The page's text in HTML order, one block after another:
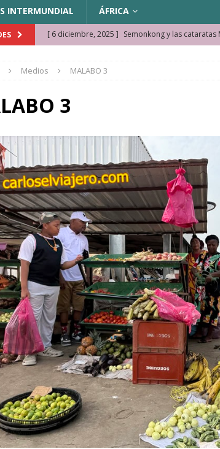
INTERMUNDIAL ÁFRICA
[ 6 diciembre, 2025 ] Semonkong y las
KAZAJISTÁN
[ 22 noviembre, 2025 ]
[ 9 octubre, 2025 ] JAMAICA. La historia de la
[ 27 septiembre, 2025 ]
Cómo moverse en
[ 3 agosto, 2025 ] Qué ver en Manama. La
[ 15 marzo, 2026 ]
Ela Nguema. El barrio más
Medios MALABO 3
3